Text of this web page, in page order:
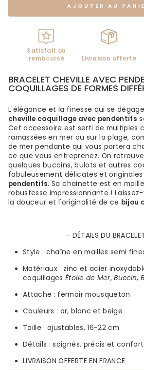
AJOUTER AU
Satisfait ou
remboursé
Livraison offerte
BRACELET CHEVILLE AVEC
COQUILLAGES DE FORMES
L'élégance et la finesse qui se
cheville coquillage avec pendentifs
Cet accessoire est serti de multiples
ramassées en mer ou sur la plage,
de mer pendante qui vous portera
ce que vous entreprenez. On
quelques buccins, bulots et autres
fabuleusement délicates et
pendentifs. Sa chainette est en
robustesse impressionnante !
la douceur et l'originalité de ce bijou
- DÉTAILS DU
Style : chaîne en mailles semi
Matériaux : zinc et acier
coquillagesÉtoile de Mer,Buccin,
Attache : fermoir mousqueton
Couleurs : or, blanc et beige
Taille : ajustables,16-22cm
Détails : soignés, précis et
LIVRAISON OFFERTE EN FRANCE